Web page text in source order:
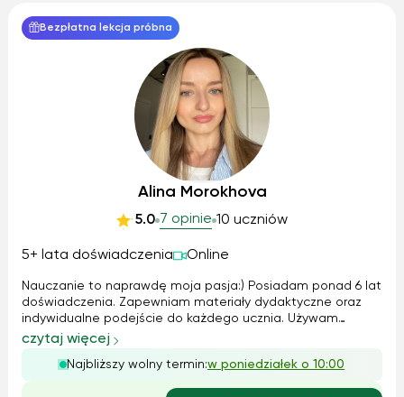
Bezpłatna lekcja próbna
Alina Morokhova
5.0 7 opinie 10 uczniów
5+ lata doświadczenia Online
Nauczanie to naprawdę moja pasja:) Posiadam ponad 6 lat
doświadczenia. Zapewniam materiały dydaktyczne oraz
indywidualne podejście do każdego ucznia. Używam
nowoczesnych metod nauczania. Lekcje odbywają się w
przyjaznej i komfortowej atmosferze. Profile zajęć: -
Business English - English for IT ...
czytaj więcej
Najbliższy wolny termin:w poniedziałek o 10:00